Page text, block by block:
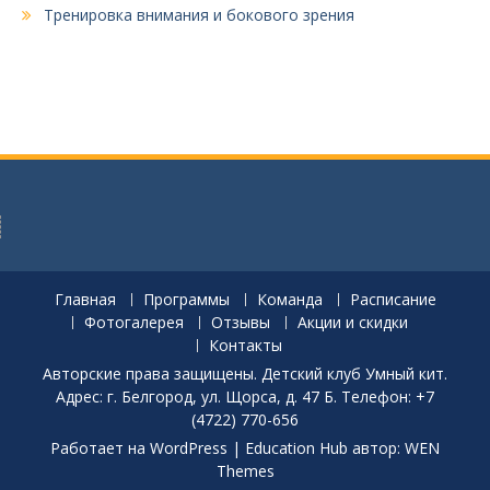
Тренировка внимания и бокового зрения
Главная Программы Команда
Расписание
Фотогалерея
Отзывы
Акции и скидки
Контакты
Авторские права защищены. Детский клуб Умный кит.
Адрес: г. Белгород, ул. Щорса, д. 47 Б. Телефон: +7
(4722) 770-656
Работает на WordPress | Education Hub автор: WEN
Themes